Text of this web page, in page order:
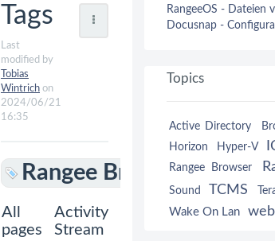
Tags
Last
modified by
Tobias
Wintrich on
2024/06/21
16:35
Rangee Browser
All
pages
Activity
Stream
RangeeOS - Dateien
Docusnap -
Topics
Active Directory
Horizon Hyper-V
Rangee Browser
Sound TCMS
Wake On Lan